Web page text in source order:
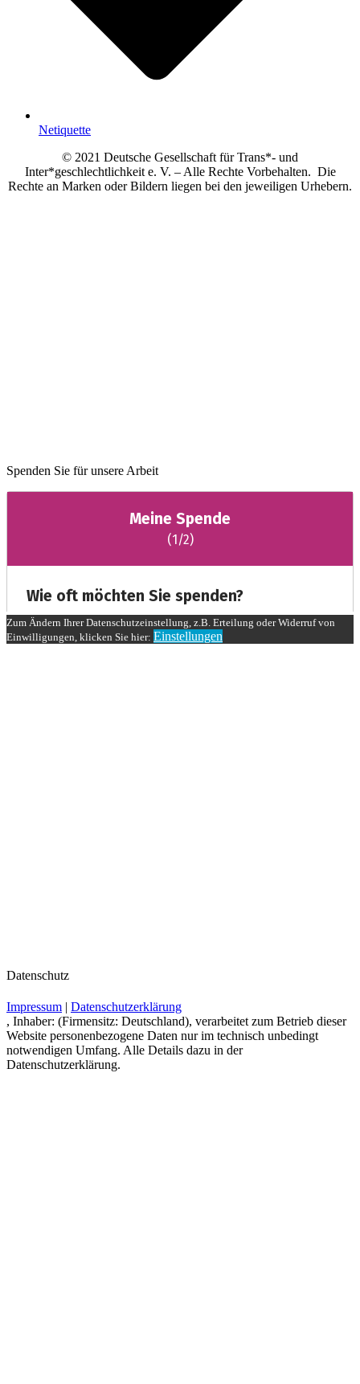
Netiquette
© 2021 Deutsche Gesellschaft für Trans*- und
Inter*geschlechtlichkeit e. V. – Alle Rechte Vorbehalten. Die
Rechte an Marken oder Bildern liegen bei den jeweiligen Urhebern.
Spenden Sie für unsere Arbeit
Zum Ändern Ihrer Datenschutzeinstellung, z.B. Erteilung oder Widerruf von
Einwilligungen, klicken Sie hier: Einstellungen
Datenschutz
Impressum | Datenschutzerklärung
, Inhaber: (Firmensitz: Deutschland), verarbeitet zum Betrieb dieser
Website personenbezogene Daten nur im technisch unbedingt
notwendigen Umfang. Alle Details dazu in der
Datenschutzerklärung.